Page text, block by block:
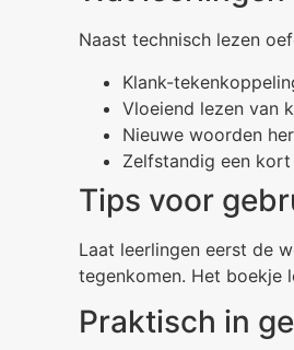
Naast technisch lezen
Klank-
Vloeiend lezen van
Nieuwe woorden
Zelfstandig een
Tips voor
Laat leerlingen eerst de
tegenkomen. Het boekje
Praktisch in